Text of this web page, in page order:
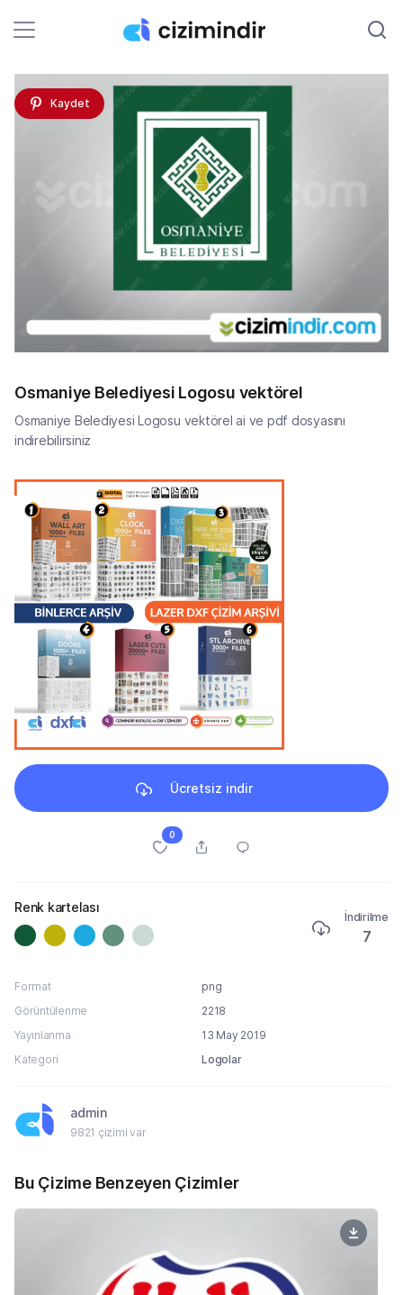
Kaydet
Osmaniye Belediyesi Logosu vektörel
Osmaniye Belediyesi Logosu vektörel ai ve pdf dosyasını
indirebilirsiniz
Ücretsiz indir
0
Renk kartelası
İndirilme
7
Format
png
Görüntülenme
2218
Yayınlanma
13 May 2019
Kategori
Logolar
admin
9821 çizimi var
Bu Çizime Benzeyen Çizimler